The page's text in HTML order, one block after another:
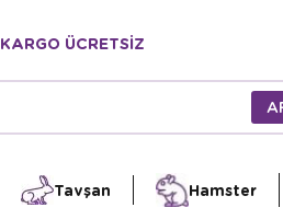
KARGO ÜCRETSİZ
Tavşan Hamster